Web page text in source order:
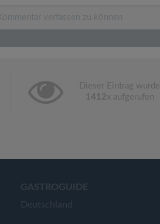
Dieser Eintrag wurde
1412x aufgerufen
GASTROGUIDE
Deutschland